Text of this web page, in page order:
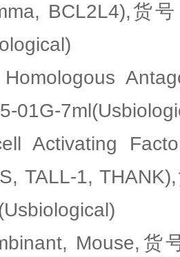
BCL2L4),货
01G-
Activating
TALL-1,
Mouse,货